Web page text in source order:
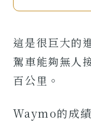
這是很巨大的
駕車能夠無人
百公里。
Waymo的成